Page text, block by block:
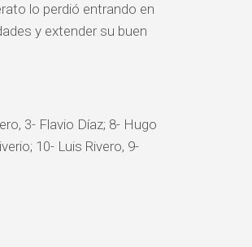
lo perdió entrando en
y extender su buen
3- Flavio Díaz; 8- Hugo
10- Luis Rivero, 9-